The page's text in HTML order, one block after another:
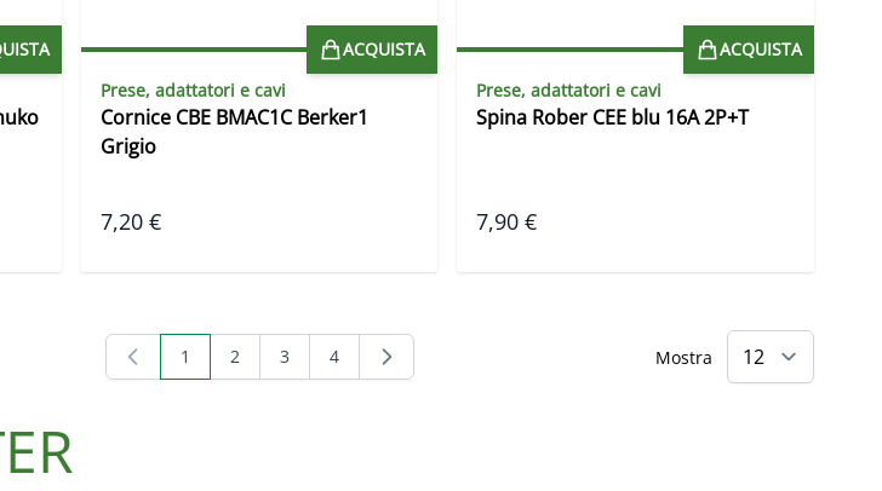
ACQUISTA
Prese, adattatori e cavi
Cornice CBE BMAC1C Berker1
Grigio
7,20 €
ACQUISTA
Prese, adattatori e cavi
Spina Rober CEE blu 16A 2P+T
7,90 €
Attualmente stai leggendo la pagina
1 Pagina
2 Pagina
3 Pagina
4 Mostra